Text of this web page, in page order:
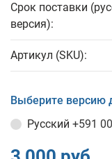
Срок поставки
версия):
Артикул (SKU):
Выберите версию
Русский +591